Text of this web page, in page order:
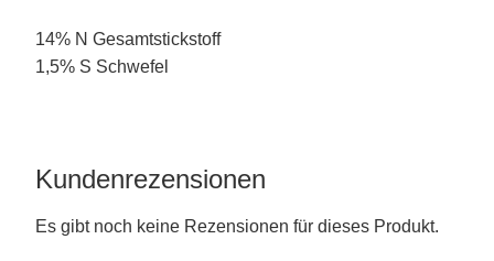
14% N Gesamtstickstoff
1,5% S Schwefel
Kundenrezensionen
Es gibt noch keine Rezensionen für dieses Produkt.